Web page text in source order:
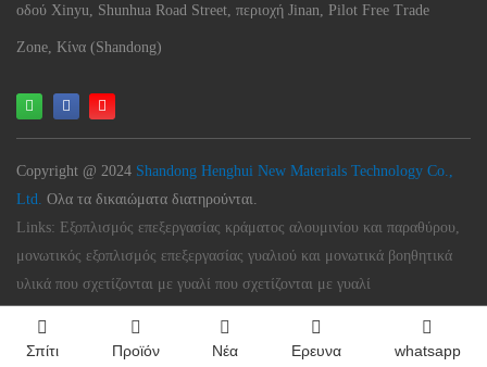
οδού Xinyu, Shunhua Road Street, περιοχή Jinan, Pilot Free Trade
Zone, Κίνα (Shandong)
Copyright @ 2024 Shandong Henghui New Materials Technology Co.,
Ltd. Ολα τα δικαιώματα διατηρούνται.
Links: Εξοπλισμός επεξεργασίας κράματος αλουμινίου και παραθύρου,
μονωτικός εξοπλισμός επεξεργασίας γυαλιού και μονωτικά βοηθητικά
υλικά που σχετίζονται με γυαλί που σχετίζονται με γυαλί
Σπίτι Προϊόν Νέα Ερευνα whatsapp